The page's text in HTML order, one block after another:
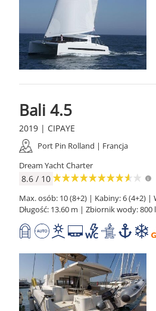
Bali 4.5
2019 | CIPAYE
Port Pin Rolland | Francja
Dream Yacht Charter
8.6 / 10
Max. osób: 10 (8+2) | Kabiny: 6 (4+2) |
Długość: 13.60 m | Zbiornik wody: 800 l